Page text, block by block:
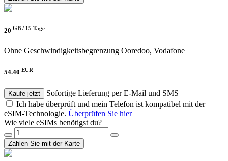
20 GB / 15 Tage
Ohne Geschwindigkeitsbegrenzung Ooredoo, Vodafone
54.40 EUR
Kaufe jetzt
Sofortige Lieferung per E-Mail und SMS
Ich habe überprüft und mein Telefon ist kompatibel mit der
eSIM-Technologie. Überprüfen Sie hier
Wie viele eSIMs benötigst du?
Zahlen Sie mit der Karte